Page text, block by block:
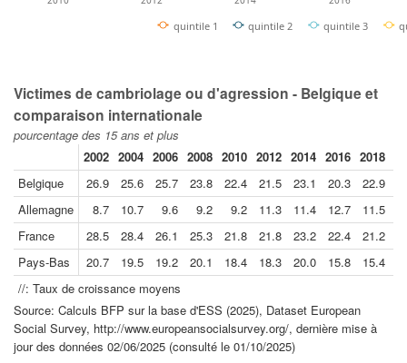
quintile 1 quintile 2 quintile 3
Victimes de cambriolage ou d'agression - Belgique et
comparaison internationale
pourcentage des 15 ans et plus
2002 2004 2006 2008 2010 2012 2014 2016 2018
Belgique
26.9 25.6 25.7 23.8 22.4 21.5 23.1 20.3 22.9
Allemagne
8.7 10.7 9.6 9.2 9.2 11.3 11.4 12.7 11.5
France
28.5 28.4 26.1 25.3 21.8 21.8 23.2 22.4 21.2
Pays-Bas
20.7 19.5 19.2 20.1 18.4 18.3 20.0 15.8 15.4
//: Taux de croissance moyens
Source: Calculs BFP sur la base d'ESS (2025), Dataset European
Social Survey, http://www.europeansocialsurvey.org/, dernière mise à
jour des données 02/06/2025 (consulté le 01/10/2025)